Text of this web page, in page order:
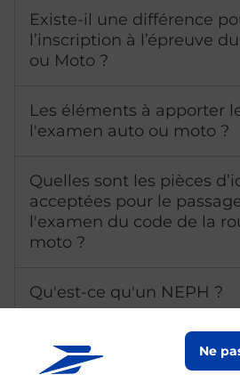
Ne
Existe-il une différence
l’inscription à l’épreuve
ou Moto ?
Les éléments à apporter
l'examen auto ou moto ?
Quelles sont les pièces
acceptées pour le
l'examen du code de la
moto ?
Qu'est-ce qu'un NEPH ?
Combien coûte l'examen
théorique du permis de